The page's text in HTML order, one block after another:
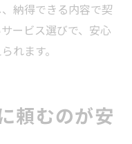
納得できる内容で契
ービス選びで、安心
れます。
頼むのが安